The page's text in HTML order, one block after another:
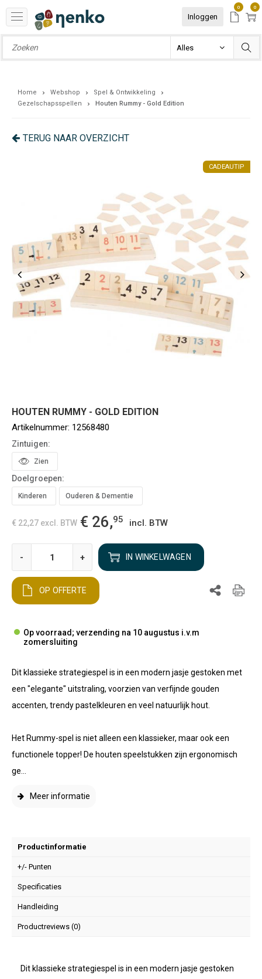
Inloggen
0 0
Home Webshop
Spel & Ontwikkeling
Gezelschapsspellen
Houten Rummy - Gold Edition
TERUG NAAR OVERZICHT
CADEAUTIP
HOUTEN RUMMY - GOLD EDITION
Artikelnummer: 12568480
Zintuigen:
Zien
Doelgroepen:
Kinderen Ouderen & Dementie
€ 22,27 excl. BTW € 26,95 incl. BTW
- + IN WINKELWAGEN
OP OFFERTE
Op voorraad; verzending na 10 augustus i.v.m
zomersluiting
Dit klassieke strategiespel is in een modern jasje gestoken met
een "elegante" uitstraling, voorzien van verfijnde gouden
accenten, trendy pastelkleuren en veel natuurlijk hout.
Het Rummy-spel is niet alleen een klassieker, maar ook een
functionele topper! De houten speelstukken zijn ergonomisch
ge...
Meer informatie
Productinformatie
+/- Punten
Specificaties
Handleiding
Productreviews (0)
Dit klassieke strategiespel is in een modern jasje gestoken